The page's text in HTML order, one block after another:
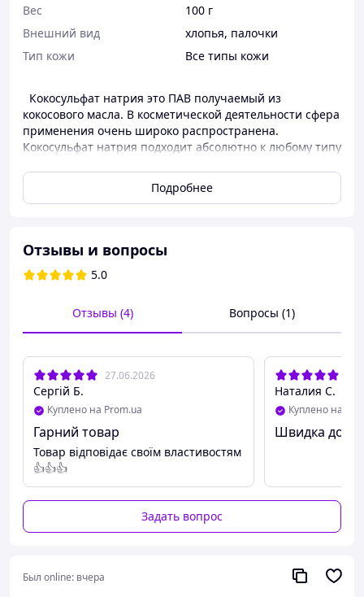
Вес
100 г
Внешний вид
хлопья, палочки
Тип кожи
Все типы кожи
Кокосульфат натрия это ПАВ получаемый из
кокосового масла. В косметической деятельности сфера
применения очень широко распространена.
Кокосульфат натрия подходит абсолютно к любому типу
Данный вид ПАВ добавляют в шампуни, гели, мыло,
бомбочки для ванн и т.д. Кокосульфат натрия отлично
вид представляет собой белые или желтоватые хлопья
с характерным запахом. Приобрести Кокосульфат
натрия самого лучшего качества и по самой выгодной
decore.com.ua
Характеристики:
Внешний вид – Хлопья
Цвет – От белого до желтого
Запах – Характерный
Растворимость – Вода
Уровень PH-10
INCI - Sodium Cocosulfate
Производитель - Индия
Подробнее
Отзывы и вопросы
5.0
Отзывы (4) Вопросы (1)
27.06.2026
Сергій Б.
Куплено на Prom.ua
Гарний товар
Товар відповідає своїм властивостям
👍👍👍
Наталия С.
Куплено на
Швидка
Задать вопрос
Был online: вчера